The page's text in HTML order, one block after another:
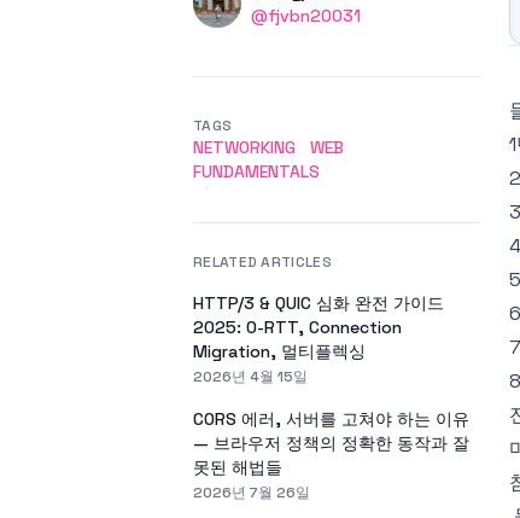
Twitter
@fjvbn20031
TAGS
NETWORKING
WEB
FUNDAMENTALS
RELATED ARTICLES
HTTP/3 & QUIC 심화 완전 가이드
2025: 0-RTT, Connection
Migration, 멀티플렉싱
2026년 4월 15일
CORS 에러, 서버를 고쳐야 하는 이유
— 브라우저 정책의 정확한 동작과 잘
못된 해법들
2026년 7월 26일